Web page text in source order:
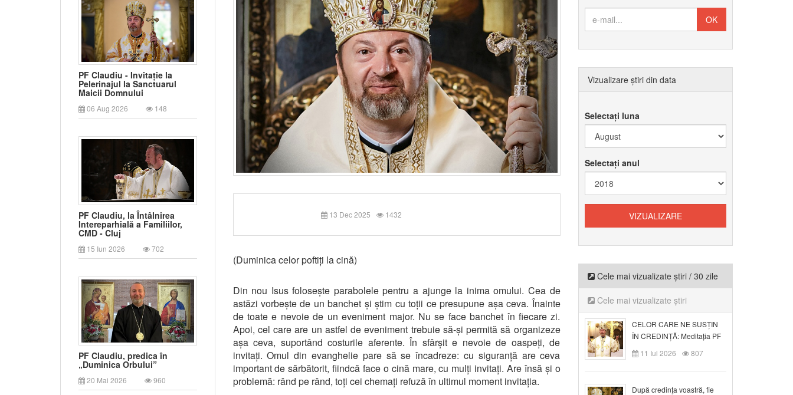
PF Claudiu - Invitație la
Pelerinajul la Sanctuarul
Maicii Domnului
06 Aug 2026 148
PF Claudiu, la Întâlnirea
Intereparhială a Familiilor,
CMD - Cluj
15 Iun 2026 702
PF Claudiu, predica în
„Duminica Orbului”
20 Mai 2026 960
13 Dec 2025 1432
(Duminica celor poftiți la cină)
Din nou Isus folosește parabolele pentru a ajunge la inima omului. Cea de
astăzi vorbește de un banchet și știm cu toții ce presupune așa ceva. Înainte
de toate e nevoie de un eveniment major. Nu se face banchet în fiecare zi.
Apoi, cel care are un astfel de eveniment trebuie să-și permită să organizeze
așa ceva, suportând costurile aferente. În sfârșit e nevoie de oaspeți, de
invitați. Omul din evanghelie pare să se încadreze: cu siguranță are ceva
important de sărbătorit, fiindcă face o cină mare, cu mulți invitați. Are însă și o
problemă: rând pe rând, toți cei chemați refuză în ultimul moment invitația.
Vizualizare știri din data
Selectați luna
Selectați anul
Cele mai vizualizate știri / 30 zile
Cele mai vizualizate știri
CELOR CARE NE SUSȚIN
ÎN CREDINȚĂ: Meditația PF
Claudiu la Duminica a VI-a
după Rusalii
11 Iul 2026 807
După credinţa voastră, fie